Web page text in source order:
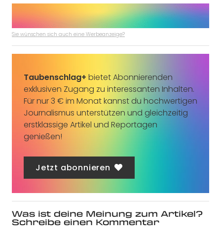
Sie wünschen sich auch eine Werbeanzeige?
Taubenschlag+ bietet Abonnierenden
exklusiven Zugang zu interessanten Inhalten.
Für nur 3 € im Monat kannst du hochwertigen
Journalismus unterstützen und gleichzeitig
erstklassige Artikel und Reportagen
genießen!
Jetzt abonnieren
Was ist deine Meinung zum Artikel?
Schreibe einen Kommentar